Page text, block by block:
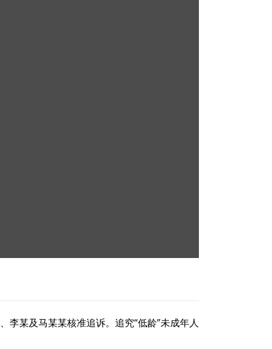
某及马某某核准追诉。追究“低龄”未成年人